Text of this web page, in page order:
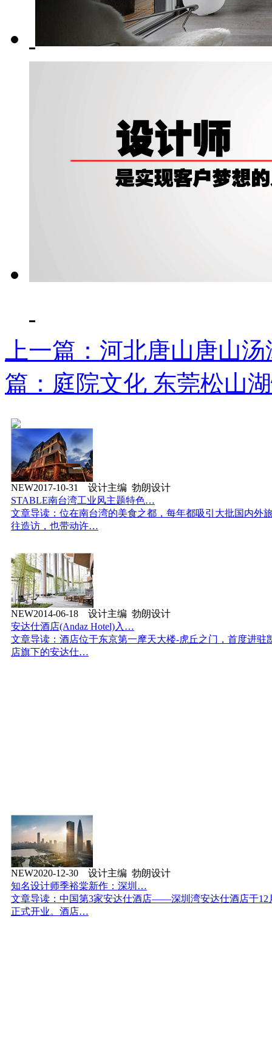
上一篇：河北唐山唐山
篇：庭院文化 东莞松山
NEW2017-10-31 设计主编 勃朗设计
STABLE南台湾工业风主题特色…
文章导读：位在南台湾的美食之都，每年都吸引大批国内外
往造访，也带动许…
NEW2014-06-18 设计主编 勃朗设计
安达仕酒店(Andaz Hotel)入…
文章导读：酒店位于东京第一摩天大楼-虎丘之门，首度进驻
店旗下的安达仕…
NEW2020-12-30 设计主编 勃朗设计
知名设计师季裕棠新作：深圳…
文章导读：中国第3家安达仕酒店——深圳湾安达仕酒店于12
正式开业。酒店…